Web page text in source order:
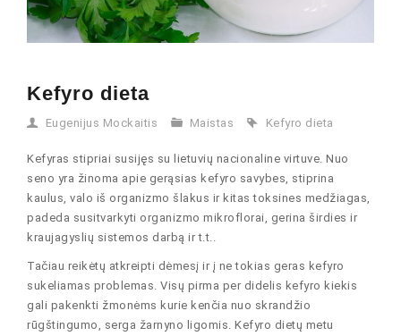
Kefyro dieta
Eugenijus Mockaitis Maistas Kefyro dieta
Kefyras stipriai susijęs su lietuvių nacionaline virtuve. Nuo
seno yra žinoma apie gerąsias kefyro savybes, stiprina
kaulus, valo iš organizmo šlakus ir kitas toksines medžiagas,
padeda susitvarkyti organizmo mikroflorai, gerina širdies ir
kraujagyslių sistemos darbą ir t.t..
Tačiau reikėtų atkreipti dėmesį ir į ne tokias geras kefyro
sukeliamas problemas. Visų pirma per didelis kefyro kiekis
gali pakenkti žmonėms kurie kenčia nuo skrandžio
rūgštingumo, serga žarnyno ligomis. Kefyro dietų metu